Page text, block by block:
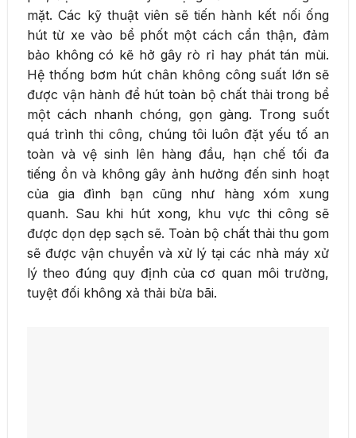
mặt. Các kỹ thuật viên sẽ tiến hành kết nối ống
hút từ xe vào bể phốt một cách cẩn thận, đảm
bảo không có kẽ hở gây rò rỉ hay phát tán mùi.
Hệ thống bơm hút chân không công suất lớn sẽ
được vận hành để hút toàn bộ chất thải trong bể
một cách nhanh chóng, gọn gàng. Trong suốt
quá trình thi công, chúng tôi luôn đặt yếu tố an
toàn và vệ sinh lên hàng đầu, hạn chế tối đa
tiếng ồn và không gây ảnh hưởng đến sinh hoạt
của gia đình bạn cũng như hàng xóm xung
quanh. Sau khi hút xong, khu vực thi công sẽ
được dọn dẹp sạch sẽ. Toàn bộ chất thải thu gom
sẽ được vận chuyển và xử lý tại các nhà máy xử
lý theo đúng quy định của cơ quan môi trường,
tuyệt đối không xả thải bừa bãi.